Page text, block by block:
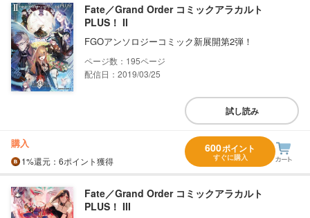
Fate／Grand Order コミックアラカルト
PLUS！ II
FGOアンソロジーコミック新展開第2弾！
195
配信日：2019/03/25
試し読み
購入
1%還元 ：6ポイント獲得
600ポイント
すぐに購入
Fate／Grand Order コミックアラカルト
PLUS！ III